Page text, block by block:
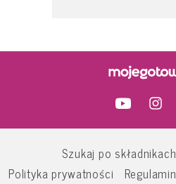
Szukaj po składnikach
Polityka prywatności
Regulamin